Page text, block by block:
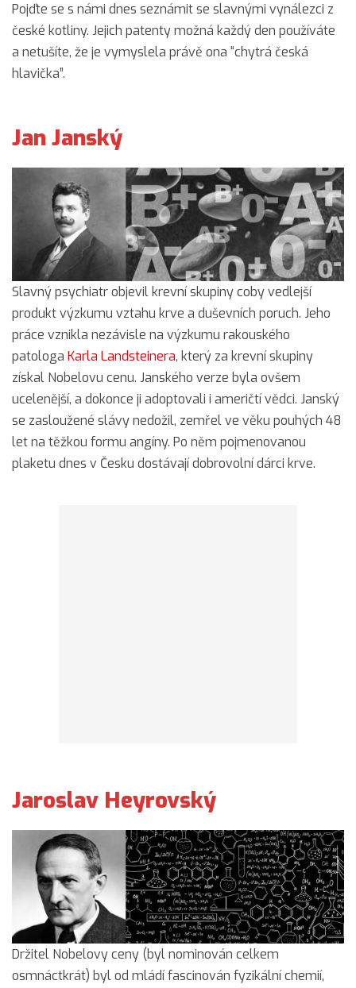
Pojďte se s námi dnes seznámit se slavnými vynálezci z
české kotliny. Jejich patenty možná každý den používáte
a netušíte, že je vymyslela právě ona “chytrá česká
hlavička”.
Jan Janský
Slavný psychiatr objevil krevní skupiny coby vedlejší
produkt výzkumu vztahu krve a duševních poruch. Jeho
práce vznikla nezávisle na výzkumu rakouského
patologa Karla Landsteinera, který za krevní skupiny
získal Nobelovu cenu. Janského verze byla ovšem
ucelenější, a dokonce ji adoptovali i američtí vědci. Janský
se zasloužené slávy nedožil, zemřel ve věku pouhých 48
let na těžkou formu angíny. Po něm pojmenovanou
plaketu dnes v Česku dostávají dobrovolní dárci krve.
Jaroslav Heyrovský
Držitel Nobelovy ceny (byl nominován celkem
osmnáctkrát) byl od mládí fascinován fyzikální chemií,